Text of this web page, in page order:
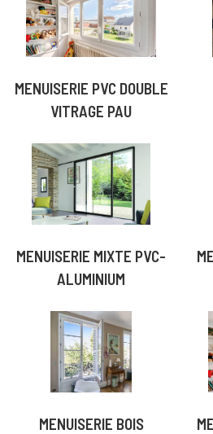
MENUISERIE PVC DOUBLE
VITRAGE PAU
MENUISERIE MIXTE PVC-
ALUMINIUM
MENUISERIE BOIS